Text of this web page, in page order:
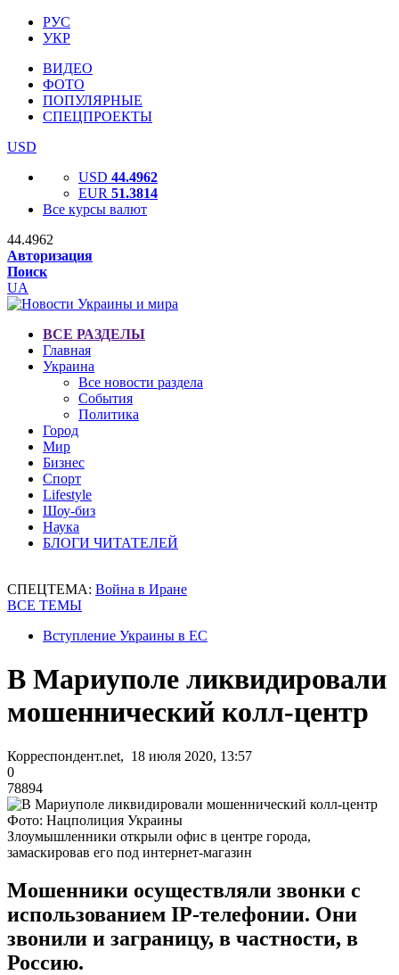
РУС
УКР
ВИДЕО
ФОТО
ПОПУЛЯРНЫЕ
СПЕЦПРОЕКТЫ
USD
USD 44.4962
EUR 51.3814
Все курсы валют
44.4962
Авторизация
Поиск
UA
ВСЕ РАЗДЕЛЫ
Главная
Украина
Все новости раздела
События
Политика
Город
Мир
Бизнес
Спорт
Lifestyle
Шоу-биз
Наука
БЛОГИ ЧИТАТЕЛЕЙ
СПЕЦТЕМА: Война в Иране
ВСЕ ТЕМЫ
Вступление Украины в ЕС
В Мариуполе ликвидировали
мошеннический колл-центр
Корреспондент.net, 18 июля 2020, 13:57
0
78894
Фото: Нацполиция Украины
Злоумышленники открыли офис в центре города,
замаскировав его под интернет-магазин
Мошенники осуществляли звонки с
использованием IP-телефонии. Они
звонили и заграницу, в частности, в
Россию.